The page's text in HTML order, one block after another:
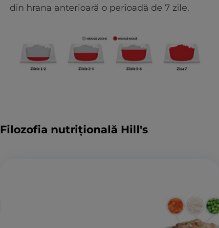
din hrana anterioară o perioadă de 7 zile.
Filozofia nutrițională Hill's